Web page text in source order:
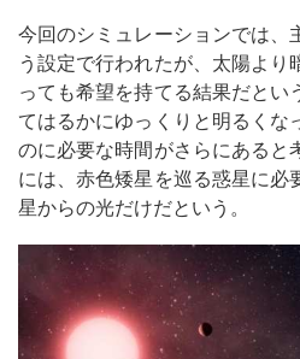
今回のシミュレーションでは、
う設定で行われたが、太陽より
っても希望を持てる結果だと
てはるかにゆっくりと明るくな
のに必要な時間がさらにあると
には、赤色矮星を巡る惑星に必
星からの光だけだという。